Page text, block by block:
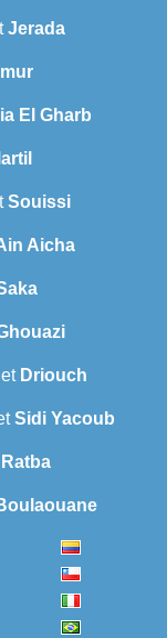
Jerada
El Gharb
Souissi
Aicha
et Driouch
Sidi Yacoub
Ratba